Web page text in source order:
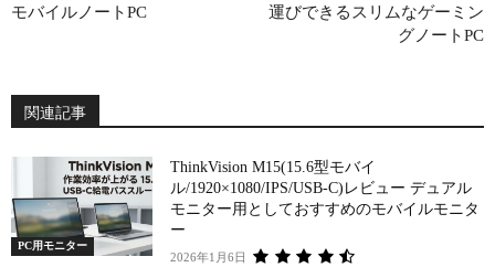
モバイルノートPC
運びできるスリムなゲーミン
グノートPC
関連記事
PC用モニター
ThinkVision M15(15.6型モバイ
ル/1920×1080/IPS/USB-C)レビュー デュアル
モニター用としておすすめのモバイルモニタ
ー
2026年1月6日